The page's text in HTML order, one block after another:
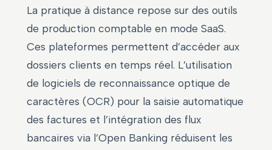
La pratique à distance repose sur des outils
de production comptable en mode SaaS.
Ces plateformes permettent d’accéder aux
dossiers clients en temps réel. L’utilisation
de logiciels de reconnaissance optique de
caractères (OCR) pour la saisie automatique
des factures et l’intégration des flux
bancaires via l’Open Banking réduisent les